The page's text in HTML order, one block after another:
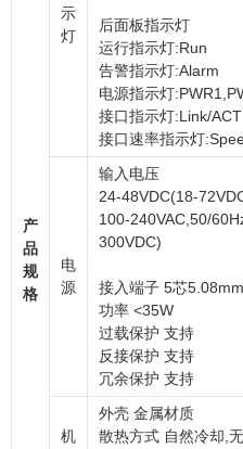
产
品
规
格
示
灯
后面板指示灯
运行指示灯:Run
告警指示灯:Alarm
电源指示灯
接口指示灯:Link/ACT
接口速率指示灯
电
源
输入电压
24-48VDC(18-
100-240VAC,50/
300VDC)
接入端子 5芯
功率 <35W
过载保护 支持
反接保护 支持
冗余保护 支持
机
外壳 金属材质
散热方式 自然冷却,